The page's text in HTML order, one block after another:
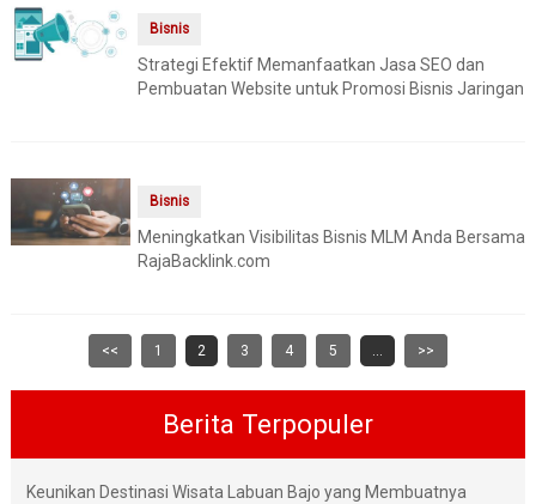
Bisnis
Strategi Efektif Memanfaatkan Jasa SEO dan
Pembuatan Website untuk Promosi Bisnis Jaringan
Bisnis
Meningkatkan Visibilitas Bisnis MLM Anda Bersama
RajaBacklink.com
<< 1 2 3 4 5 ... >>
Berita Terpopuler
Keunikan Destinasi Wisata Labuan Bajo yang Membuatnya